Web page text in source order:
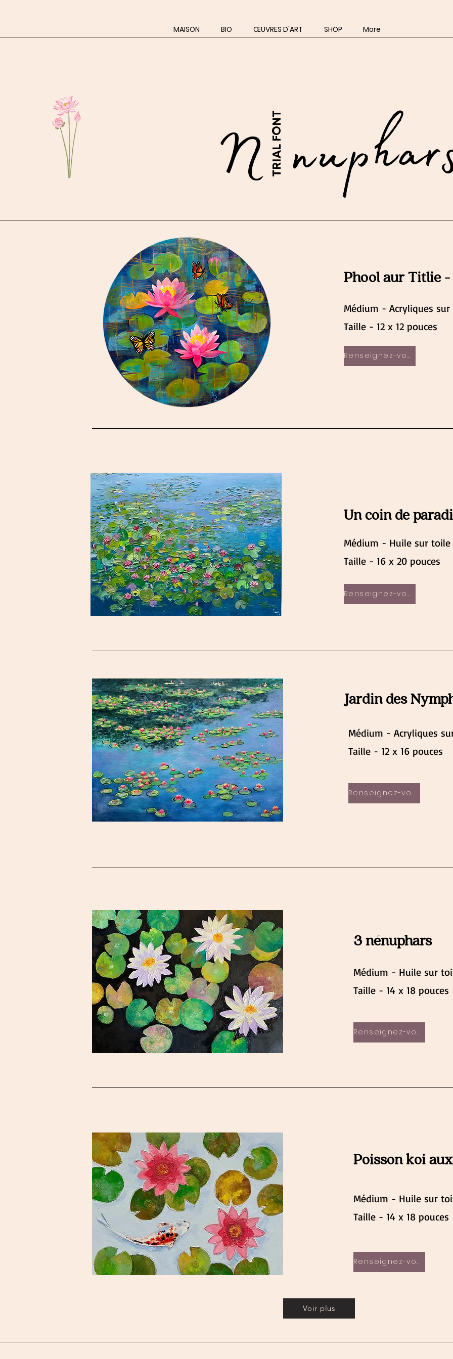
MAISON BIO ŒUVRES D'ART SHOP More
Phool aur Titlie -
Médium - Acryliques
Taille - 12 x 12 pouces
Renseignez-vous maintenant
Un coin de
Médium - Huile sur toile
Taille - 16 x 20 pouces
Renseignez-vous maintenant
Jardin des
Médium - Acryliques
Taille - 12 x 16 pouces
Renseignez-vous maintenant
3 nénuphars
Médium - Huile sur
Taille - 14 x 18 pouces
Renseignez-vous maintenant
Poisson koi
Médium - Huile sur
Taille - 14 x 18 pouces
Renseignez-vous maintenant
Voir plus